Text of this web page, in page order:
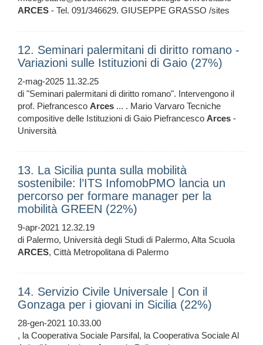
ARCES - Tel. 091/346629. GIUSEPPE GRASSO /sites
12. Seminari palermitani di diritto romano -
Variazioni sulle Istituzioni di Gaio (27%)
2-mag-2025 11.32.25
di "Seminari palermitani di diritto romano". Intervengono il
prof. Piefrancesco Arces ... . Mario Varvaro Tecniche
compositive delle Istituzioni di Gaio Piefrancesco Arces -
Università
13. La Sicilia punta sulla mobilità
sostenibile: l’ITS InfomobPMO lancia un
percorso per formare manager per la
mobilità GREEN (22%)
9-apr-2021 12.32.19
di Palermo, Università degli Studi di Palermo, Alta Scuola
ARCES, Città Metropolitana di Palermo
14. Servizio Civile Universale | Con il
Gonzaga per i giovani in Sicilia (22%)
28-gen-2021 10.33.00
, la Cooperativa Sociale Parsifal, la Cooperativa Sociale Al